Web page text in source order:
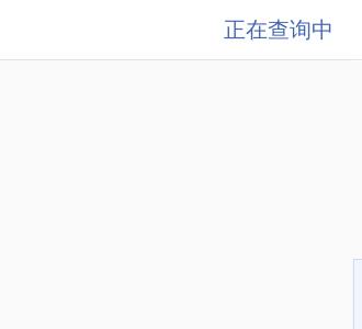
正在查询中